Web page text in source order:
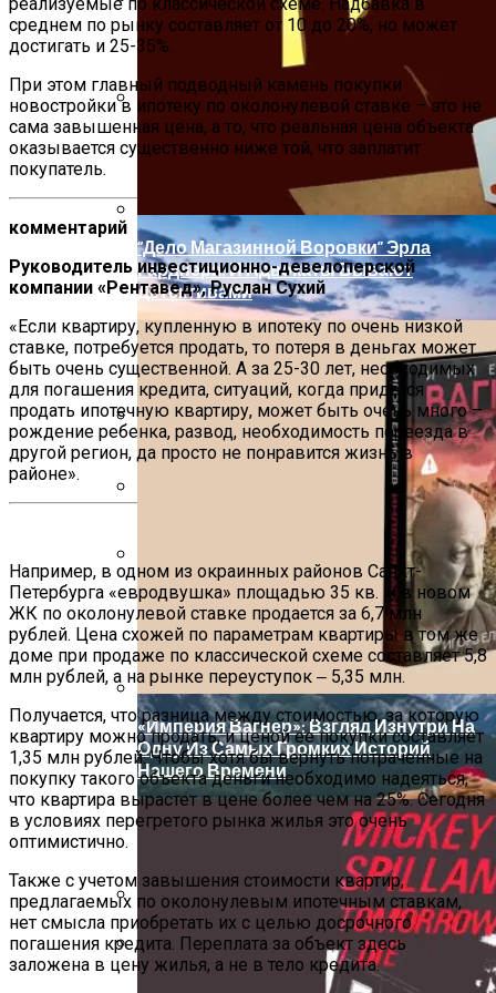
«Жемчужная Гавань»
«Главстрой Санкт-Петербург» Выбрал
Оператора Для Гостиничного Объекта
Монтажная Решётка Fischer Для
Коммуникаций На Производстве
Почему Проблемы С Зубами Могут
Отразиться На Пищеварении? Топ-5
Советов Для Профилактики От
Стоматолога
Обзор Противовирусного Препарата
Изучайте Транзитный Анализ Онлайн С
Как Планировать Самостоятельное
Путешествие: 8 Ключевых Моментов
Дербент: Путеводитель По Главным
Достопримечательностям Древнего
Города
“Дело Магазинной Воровки” Эрла
Гарднера. И Адвокаты Бывают
Детективами
«Империя Вагнер»: Взгляд Изнутри На
Одну Из Самых Громких Историй
Нашего Времени
среднем по рынку составляет от 10 до 20%, но может
достигать и 25-35%.
При этом главный подводный камень покупки
новостройки в ипотеку по околонулевой ставке – это не
сама завышенная цена, а то, что реальная цена объекта
оказывается существенно ниже той, что заплатит
покупатель.
комментарий
Руководитель инвестиционно-девелоперской
компании «Рентавед», Руслан Сухий
«Если квартиру, купленную в ипотеку по очень низкой
ставке, потребуется продать, то потеря в деньгах может
быть очень существенной. А за 25-30 лет, необходимых
для погашения кредита, ситуаций, когда придется
продать ипотечную квартиру, может быть очень много –
рождение ребенка, развод, необходимость переезда в
другой регион, да просто не понравится жизнь в
районе».
Например, в одном из окраинных районов Санкт-
Петербурга «евродвушка» площадью 35 кв. м в новом
ЖК по околонулевой ставке продается за 6,7 млн
рублей. Цена схожей по параметрам квартиры в том же
доме при продаже по классической схеме составляет 5,8
млн рублей, а на рынке переуступок ‒ 5,35 млн.
Получается, что разница между стоимостью, за которую
квартиру можно продать, и ценой ее покупки составляет
1,35 млн рублей. Чтобы хотя бы вернуть потраченные на
покупку такого объекта деньги необходимо надеяться,
что квартира вырастет в цене более чем на 25%. Сегодня
в условиях перегретого рынка жилья это очень
оптимистично.
Также с учетом завышения стоимости квартир,
предлагаемых по околонулевым ипотечным ставкам,
нет смысла приобретать их с целью досрочного
погашения кредита. Переплата за объект здесь
заложена в цену жилья, а не в тело кредита.